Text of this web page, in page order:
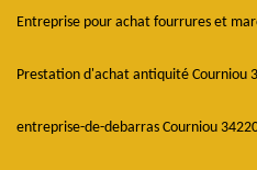
Entreprise pour achat fourrures et
Prestation d'achat antiquité Courniou
entreprise-de-debarras Courniou